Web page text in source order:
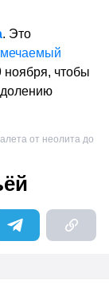
. Это
чтобы
от неолита до